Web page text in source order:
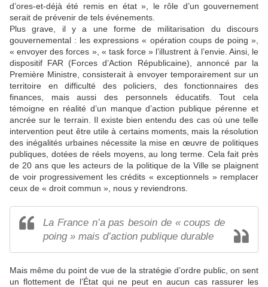
d’ores-et-déjà été remis en état », le rôle d’un gouvernement
serait de prévenir de tels événements.
Plus grave, il y a une forme de militarisation du discours
gouvernemental : les expressions « opération coups de poing »,
« envoyer des forces », « task force » l’illustrent à l’envie. Ainsi, le
dispositif FAR (Forces d’Action Républicaine), annoncé par la
Première Ministre, consisterait à envoyer temporairement sur un
territoire en difficulté des policiers, des fonctionnaires des
finances, mais aussi des personnels éducatifs. Tout cela
témoigne en réalité d’un manque d’action publique pérenne et
ancrée sur le terrain. Il existe bien entendu des cas où une telle
intervention peut être utile à certains moments, mais la résolution
des inégalités urbaines nécessite la mise en œuvre de politiques
publiques, dotées de réels moyens, au long terme. Cela fait près
de 20 ans que les acteurs de la politique de la Ville se plaignent
de voir progressivement les crédits « exceptionnels » remplacer
ceux de « droit commun », nous y reviendrons.
La France n’a pas besoin de « coups de
poing » mais d’action publique durable
Mais même du point de vue de la stratégie d’ordre public, on sent
un flottement de l’État qui ne peut en aucun cas rassurer les